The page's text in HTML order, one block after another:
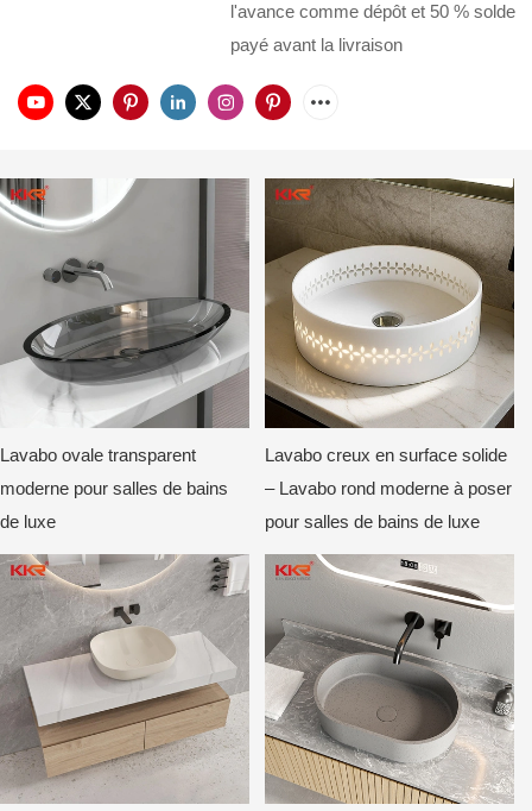
l'avance comme dépôt et 50 % solde
payé avant la livraison
Lavabo ovale transparent
moderne pour salles de bains
de luxe
Lavabo creux en surface solide
– Lavabo rond moderne à poser
pour salles de bains de luxe